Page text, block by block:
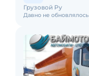
Давно не обновлялось
Грузовой Ру